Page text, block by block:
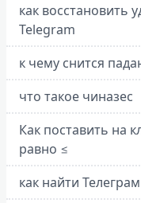
как восстановить
Telegram
к чему снится
что такое чиназес
Как поставить на
равно ≤
как найти